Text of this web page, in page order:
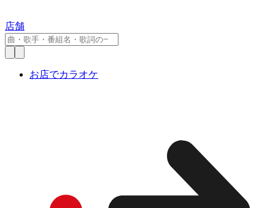
店舗
お店でカラオケ